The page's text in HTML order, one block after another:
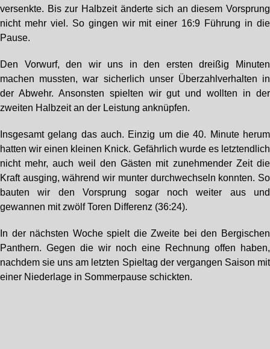
versenkte. Bis zur Halbzeit änderte sich an diesem Vorsprung
nicht mehr viel. So gingen wir mit einer 16:9 Führung in die
Pause.
Den Vorwurf, den wir uns in den ersten dreißig Minuten
machen mussten, war sicherlich unser Überzahlverhalten in
der Abwehr. Ansonsten spielten wir gut und wollten in der
zweiten Halbzeit an der Leistung anknüpfen.
Insgesamt gelang das auch. Einzig um die 40. Minute herum
hatten wir einen kleinen Knick. Gefährlich wurde es letztendlich
nicht mehr, auch weil den Gästen mit zunehmender Zeit die
Kraft ausging, während wir munter durchwechseln konnten. So
bauten wir den Vorsprung sogar noch weiter aus und
gewannen mit zwölf Toren Differenz (36:24).
In der nächsten Woche spielt die Zweite bei den Bergischen
Panthern. Gegen die wir noch eine Rechnung offen haben,
nachdem sie uns am letzten Spieltag der vergangen Saison mit
einer Niederlage in Sommerpause schickten.